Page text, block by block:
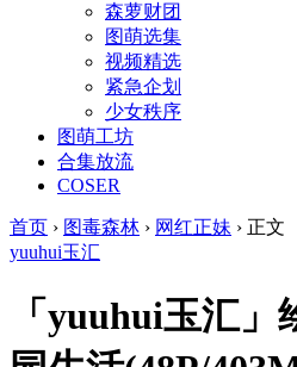
森萝财团
图萌选集
视频精选
紧急企划
少女秩序
图萌工坊
合集放流
COSER
首页 › 图毒森林 › 网红正妹 › 正文
yuuhui玉汇
「yuuhui玉汇」